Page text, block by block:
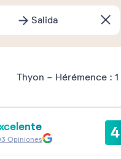
Salida
2 semanas 1
Thyon - Hérémence : 1
Opiniones